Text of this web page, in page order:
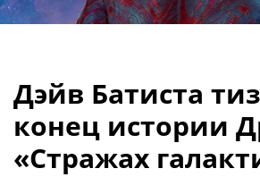
Дэйв Батиста
конец истории
«Стражах